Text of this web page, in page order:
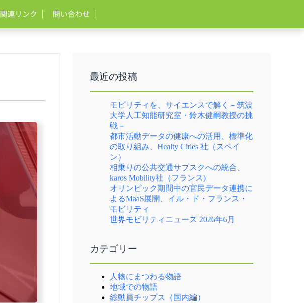
関連リンク 問い合わせ
最近の投稿
モビリティを、サイエンスで解く－筑波
大学人工知能研究室・鈴木健嗣教授の挑
戦－
都市活動データの健康への活用、標準化
の取り組み、Healty Cities 社（スペイ
ン）
相乗りの公共交通サブスクへの統合、
karos Mobility社（フランス)
オリンピック期間中の官民データ連携に
よるMaaS展開、イル・ド・フランス・
モビリティ
世界モビリティニュース 2026年6月
カテゴリー
人物にまつわる物語
地域での物語
総動員チップス（国内編）